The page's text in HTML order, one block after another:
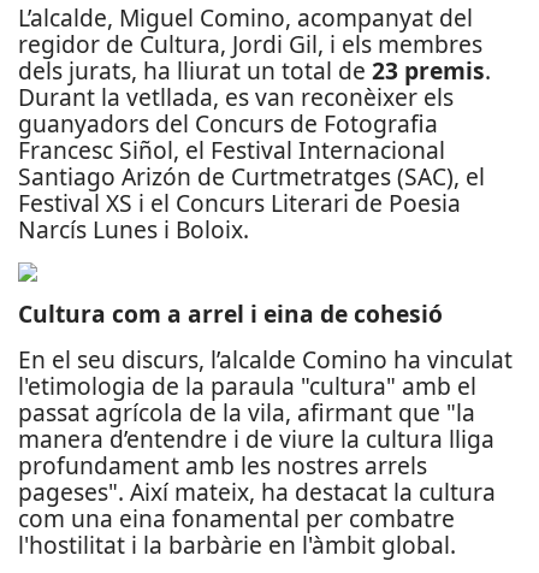
L’alcalde, Miguel Comino, acompanyat del
regidor de Cultura, Jordi Gil, i els membres
dels jurats, ha lliurat un total de 23 premis.
Durant la vetllada, es van reconèixer els
guanyadors del Concurs de Fotografia
Francesc Siñol, el Festival Internacional
Santiago Arizón de Curtmetratges (SAC), el
Festival XS i el Concurs Literari de Poesia
Narcís Lunes i Boloix.
Cultura com a arrel i eina de cohesió
En el seu discurs, l’alcalde Comino ha vinculat
l'etimologia de la paraula "cultura" amb el
passat agrícola de la vila, afirmant que "la
manera d’entendre i de viure la cultura lliga
profundament amb les nostres arrels
pageses". Així mateix, ha destacat la cultura
com una eina fonamental per combatre
l'hostilitat i la barbàrie en l'àmbit global.